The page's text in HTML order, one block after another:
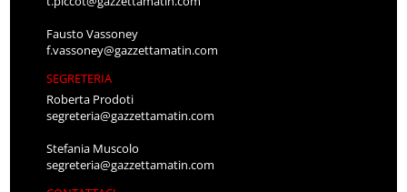
Fausto Vassoney
f.vassoney@gazzettamatin.com
SEGRETERIA
Roberta Prodoti
segreteria@gazzettamatin.com
Stefania Muscolo
segreteria@gazzettamatin.com